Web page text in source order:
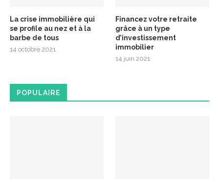
La crise immobilière qui
se profile au nez et à la
barbe de tous
14 octobre 2021
Financez votre retraite
grâce à un type
d’investissement
immobilier
14 juin 2021
POPULAIRE